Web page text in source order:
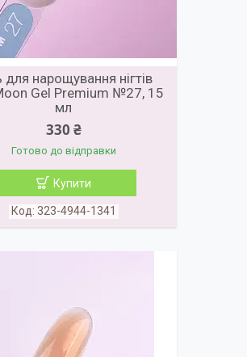
для нарощування нігтів
Gel Premium №27, 15
мл
330 ₴
Готово до відправки
Купити
323-4944-1341